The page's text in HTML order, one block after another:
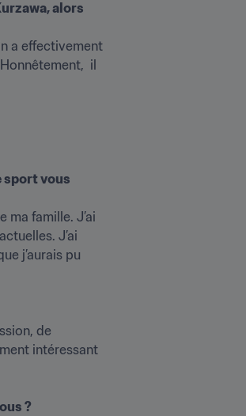
alors
a effectivement
il
sport vous
ma famille. J’ai
J’ai
j’aurais pu
de
intéressant
?